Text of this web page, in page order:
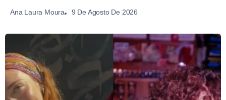
Ana Laura Moura 9 De Agosto De 2026